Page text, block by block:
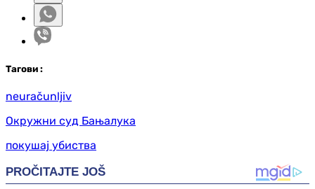
Тагови :
neuračunljiv
Окружни суд Бањалука
покушај убиства